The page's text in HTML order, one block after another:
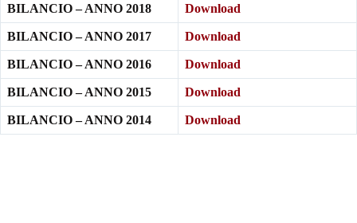
BILANCIO – ANNO 2018 Download
BILANCIO – ANNO 2017 Download
BILANCIO – ANNO 2016 Download
BILANCIO – ANNO 2015 Download
BILANCIO – ANNO 2014 Download